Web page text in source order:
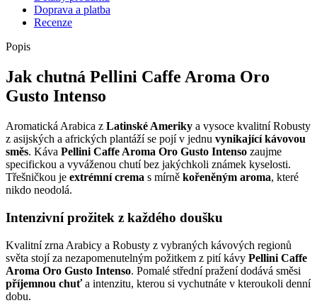
Doprava a platba
Recenze
Popis
Jak chutná Pellini Caffe Aroma Oro
Gusto Intenso
Aromatická Arabica z Latinské Ameriky a vysoce kvalitní Robusty
z asijských a afrických plantáží se pojí v jednu vynikající kávovou
směs. Káva Pellini Caffe Aroma Oro Gusto Intenso zaujme
specifickou a vyváženou chutí bez jakýchkoli známek kyselosti.
Třešničkou je extrémní crema s mírně kořeněným aroma, které
nikdo neodolá.
Intenzivní prožitek z každého doušku
Kvalitní zrna Arabicy a Robusty z vybraných kávových regionů
světa stojí za nezapomenutelným požitkem z pití kávy Pellini Caffe
Aroma Oro Gusto Intenso. Pomalé střední pražení dodává směsi
příjemnou chuťa intenzitu, kterou si vychutnáte v kteroukoli denní
dobu.